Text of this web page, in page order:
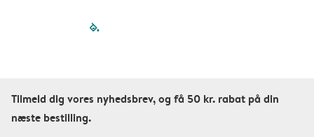
filled-pagination
Tilmeld dig vores nyhedsbrev, og få 50 kr. rabat på din
næste bestilling.